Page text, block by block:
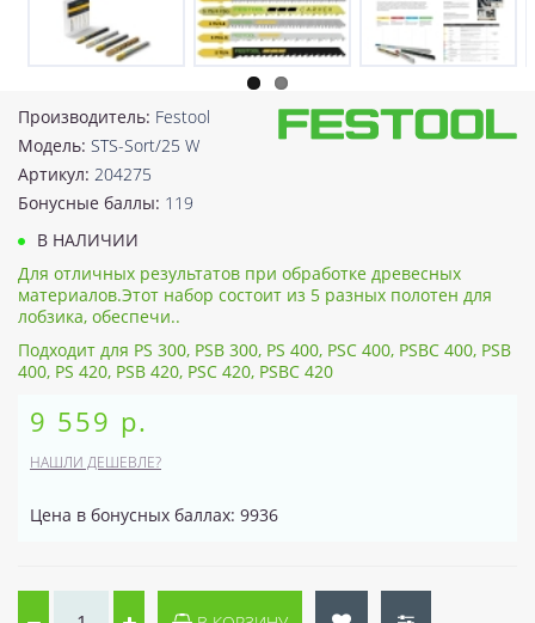
Производитель: Festool
Модель: STS-Sort/25 W
Артикул: 204275
Бонусные баллы: 119
В НАЛИЧИИ
Для отличных результатов при обработке древесных
материалов.Этот набор состоит из 5 разных полотен для
лобзика, обеспечи..
Подходит для PS 300, PSB 300, PS 400, PSC 400, PSBC 400, PSB
400, PS 420, PSB 420, PSC 420, PSBC 420
9 559 р.
НАШЛИ ДЕШЕВЛЕ?
Цена в бонусных баллах: 9936